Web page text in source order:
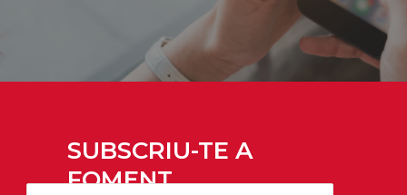
SUBSCRIU-TE A
FOMENT